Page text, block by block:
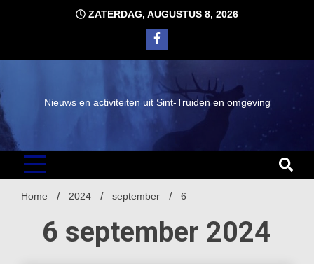
ZATERDAG, AUGUSTUS 8, 2026
Nieuws en activiteiten uit Sint-Truiden en omgeving
Home 2024 september 6
6 september 2024